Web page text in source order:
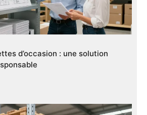
d’occasion : une solution